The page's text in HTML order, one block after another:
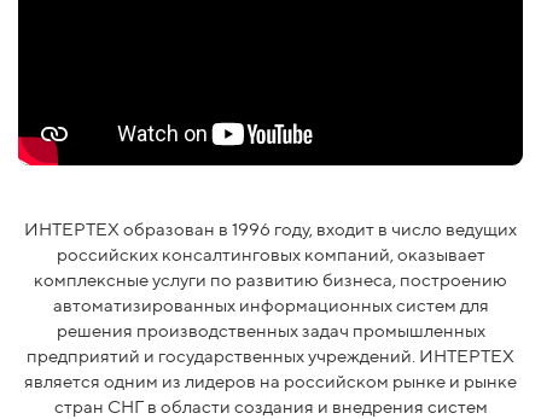
ИНТЕРТЕХ образован в 1996 году, входит в число ведущих
российских консалтинговых компаний, оказывает
комплексные услуги по развитию бизнеса, построению
автоматизированных информационных систем для
решения производственных задач промышленных
предприятий и государственных учреждений. ИНТЕРТЕХ
является одним из лидеров на российском рынке и рынке
стран СНГ в области создания и внедрения систем